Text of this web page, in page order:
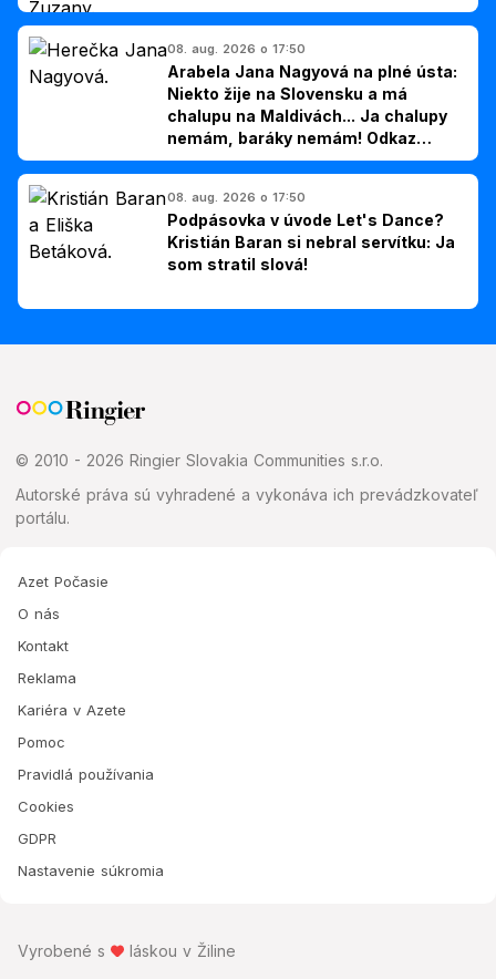
hovorí Milan Ondrík
08. aug. 2026 o 17:50
Arabela Jana Nagyová na plné ústa:
Niekto žije na Slovensku a má
chalupu na Maldivách... Ja chalupy
nemám, baráky nemám! Odkaz
Slovákom
08. aug. 2026 o 17:50
Podpásovka v úvode Let's Dance?
Kristián Baran si nebral servítku: Ja
som stratil slová!
© 2010 - 2026 Ringier Slovakia Communities s.r.o.
Autorské práva sú vyhradené a vykonáva ich prevádzkovateľ
portálu.
Azet Počasie
O nás
Kontakt
Reklama
Kariéra v Azete
Pomoc
Pravidlá používania
Cookies
GDPR
Nastavenie súkromia
Vyrobené s láskou v Žiline